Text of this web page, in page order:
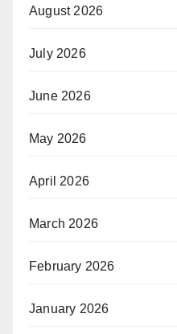
August 2026
July 2026
June 2026
May 2026
April 2026
March 2026
February 2026
January 2026